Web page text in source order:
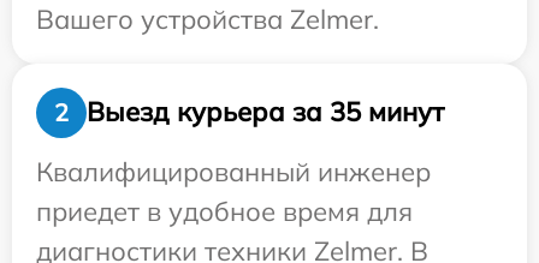
Вашего устройства Zelmer.
2
Выезд курьера за 35 минут
Квалифицированный инженер
приедет в удобное время для
диагностики техники Zelmer. В